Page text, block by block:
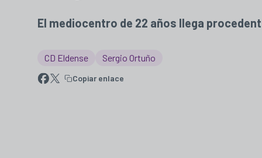
El mediocentro de 22 años llega
CD Eldense Sergio Ortuño
Copiar enlace